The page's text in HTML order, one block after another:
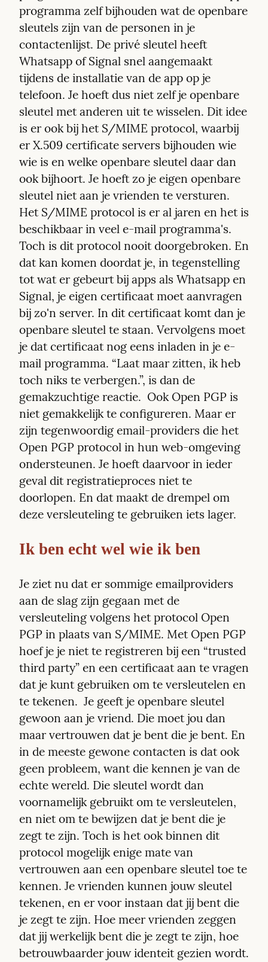
programma zelf bijhouden wat de openbare
sleutels zijn van de personen in je
contactenlijst. De privé sleutel heeft
Whatsapp of Signal snel aangemaakt
tijdens de installatie van de app op je
telefoon. Je hoeft dus niet zelf je openbare
sleutel met anderen uit te wisselen. Dit idee
is er ook bij het S/MIME protocol, waarbij
er X.509 certificate servers bijhouden wie
wie is en welke openbare sleutel daar dan
ook bijhoort. Je hoeft zo je eigen openbare
sleutel niet aan je vrienden te versturen.
Het S/MIME protocol is er al jaren en het is
beschikbaar in veel e-mail programma's.
Toch is dit protocol nooit doorgebroken. En
dat kan komen doordat je, in tegenstelling
tot wat er gebeurt bij apps als Whatsapp en
Signal, je eigen certificaat moet aanvragen
bij zo'n server. In dit certificaat komt dan je
openbare sleutel te staan. Vervolgens moet
je dat certificaat nog eens inladen in je e-
mail programma. “Laat maar zitten, ik heb
toch niks te verbergen.”, is dan de
gemakzuchtige reactie.  Ook Open PGP is
niet gemakkelijk te configureren. Maar er
zijn tegenwoordig email-providers die het
Open PGP protocol in hun web-omgeving
ondersteunen. Je hoeft daarvoor in ieder
geval dit registratieproces niet te
doorlopen. En dat maakt de drempel om
deze versleuteling te gebruiken iets lager.
Ik ben echt wel wie ik ben
Je ziet nu dat er sommige emailproviders
aan de slag zijn gegaan met de
versleuteling volgens het protocol Open
PGP in plaats van S/MIME. Met Open PGP
hoef je je niet te registreren bij een “trusted
third party” en een certificaat aan te vragen
dat je kunt gebruiken om te versleutelen en
te tekenen.  Je geeft je openbare sleutel
gewoon aan je vriend. Die moet jou dan
maar vertrouwen dat je bent die je bent. En
in de meeste gewone contacten is dat ook
geen probleem, want die kennen je van de
echte wereld. Die sleutel wordt dan
voornamelijk gebruikt om te versleutelen,
en niet om te bewijzen dat je bent die je
zegt te zijn. Toch is het ook binnen dit
protocol mogelijk enige mate van
vertrouwen aan een openbare sleutel toe te
kennen. Je vrienden kunnen jouw sleutel
tekenen, en er voor instaan dat jij bent die
je zegt te zijn. Hoe meer vrienden zeggen
dat jij werkelijk bent die je zegt te zijn, hoe
betrouwbaarder jouw identeit gezien wordt.